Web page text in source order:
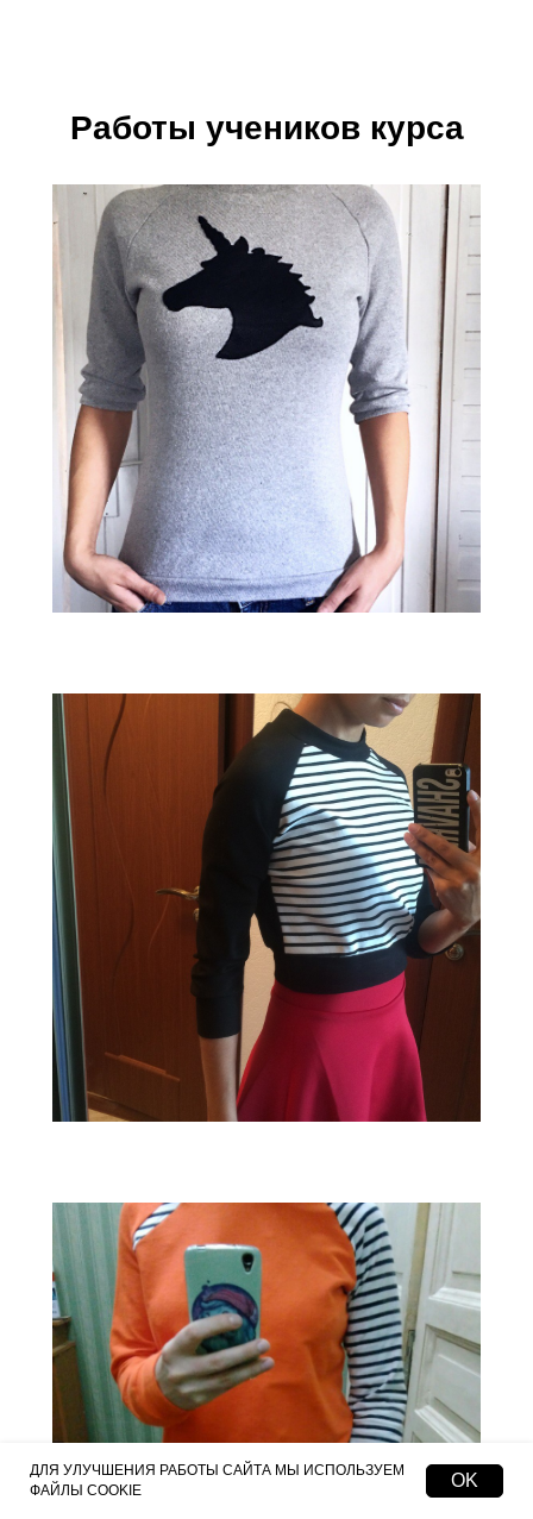
ДЛЯ УЛУЧШЕНИЯ РАБОТЫ САЙТА МЫ ИСПОЛЬЗУЕМ
ФАЙЛЫ COOKIE
OK
Работы учеников курса